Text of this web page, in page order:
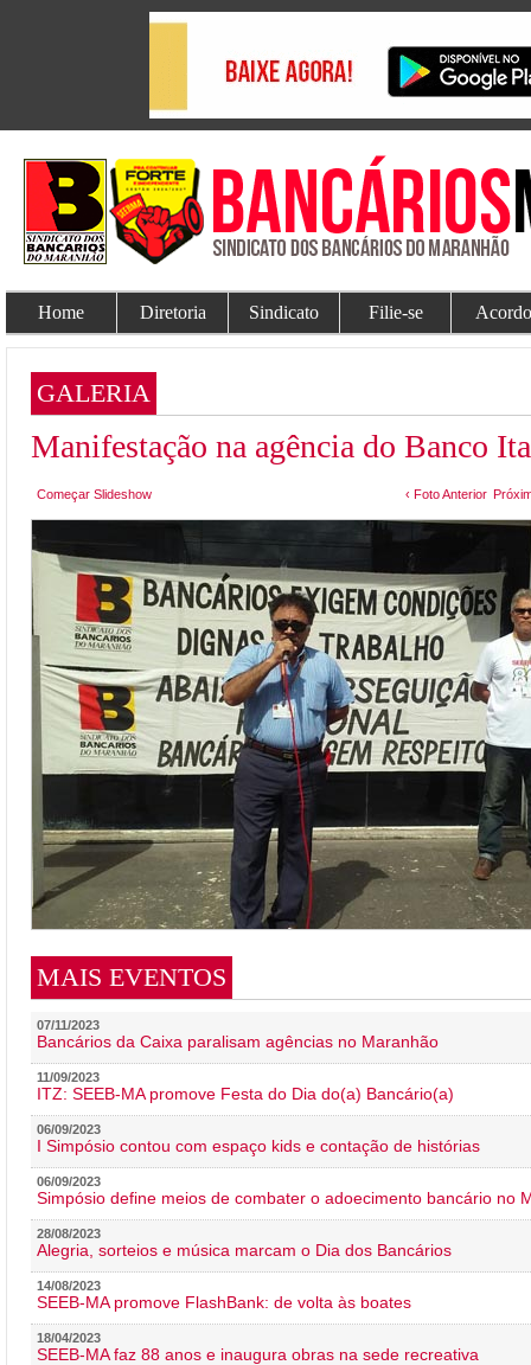
Home Diretoria Sindicato Filie-se
GALERIA
Manifestação na agência do Banco
Começar Slideshow ‹ Foto Anterior
MAIS EVENTOS
07/11/2023
Bancários da Caixa paralisam agências no Maranhão
11/09/2023
ITZ: SEEB-MA promove Festa do Dia do(a) Bancário(a)
06/09/2023
I Simpósio contou com espaço kids e contação de histórias
06/09/2023
Simpósio define meios de combater o adoecimento bancário no
28/08/2023
Alegria, sorteios e música marcam o Dia dos Bancários
14/08/2023
SEEB-MA promove FlashBank: de volta às boates
18/04/2023
SEEB-MA faz 88 anos e inaugura obras na sede recreativa